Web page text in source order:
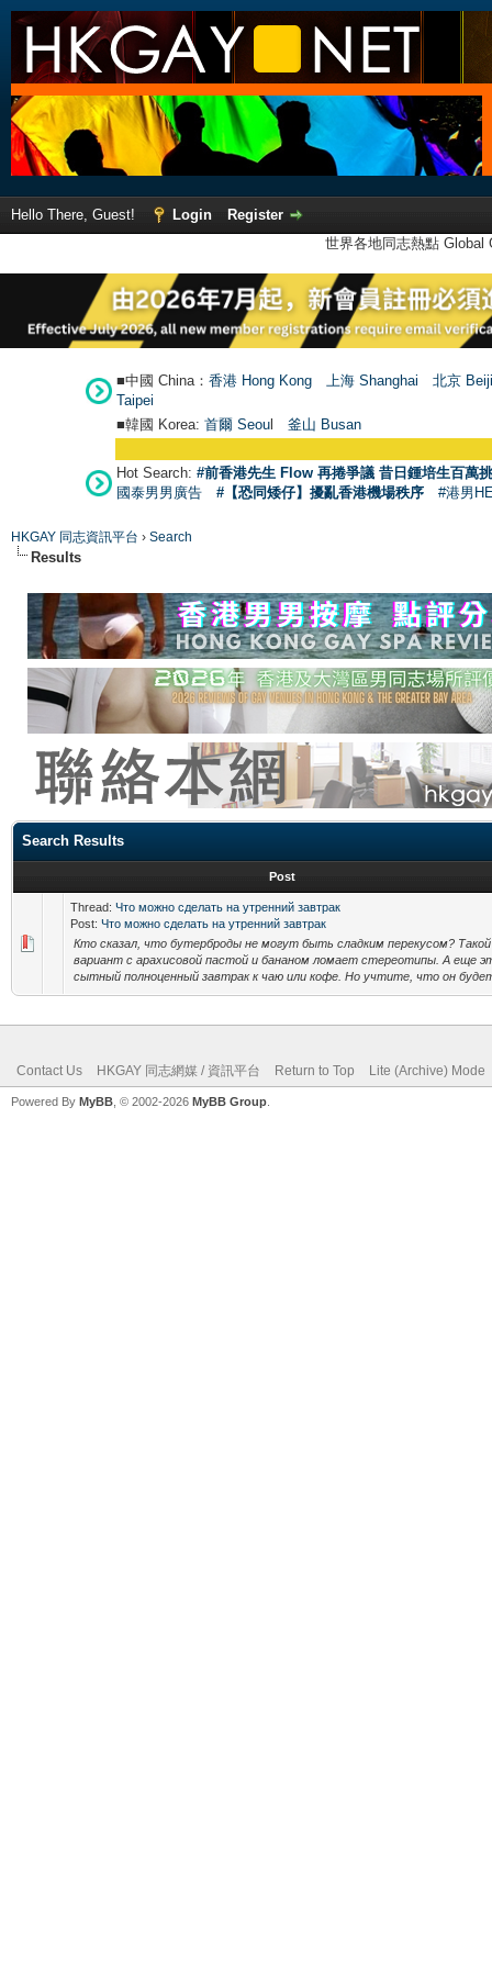
Hello There, Guest! Login
Register
世界各地同志熱點
■中國 China： 香港 Hong Kong 上海 Shanghai
北京
Taipei
■韓國 Korea: 首爾 Seoul 釜山 Busan
Hot Search: #前香港先生 Flow 再捲爭議 昔日鍾培生百萬
國泰男男廣告
#【恐同矮仔】擾亂香港機場秩序 #港男
HKGAY 同志資訊平台 › Search
Results
Search Results
Post
Thread: Что можно сделать на утренний завтрак
Post: Что можно сделать на утренний завтрак
Кто сказал, что бутерброды не могут быть сладким перекусом? Такой
вариант с арахисовой пастой и бананом ломает стереотипы. А еще
сытный полноценный завтрак к чаю или кофе. Но учтите, что он
Contact Us HKGAY 同志網媒 / 資訊平台 Return to Top Lite (Archive) Mode
Powered By MyBB , © 2002-2026 MyBB Group